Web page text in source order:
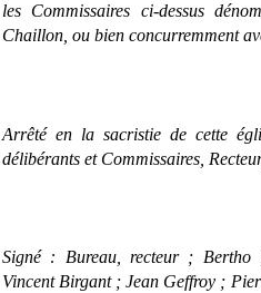
les Commissaires ci-dessus
Chaillon, ou bien concurremment
Arrêté en la sacristie de cette
délibérants et Commissaires,
Signé : Bureau, recteur ;
Vincent Birgant ; Jean Geffroy ;